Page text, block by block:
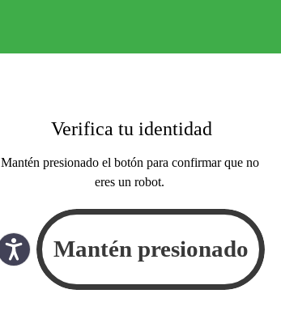
Verifica tu identidad
Mantén presionado el botón para confirmar que no
eres un robot.